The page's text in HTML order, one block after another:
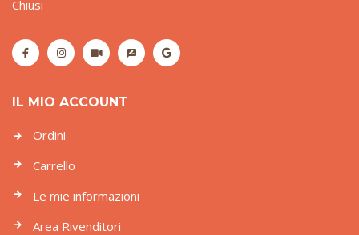
Chiusi
IL MIO ACCOUNT
Ordini
Carrello
Le mie informazioni
Area Rivenditori